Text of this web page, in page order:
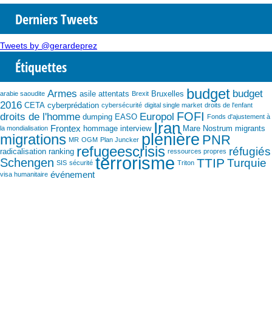
Derniers Tweets
Tweets by @gerardeprez
Étiquettes
arabie saoudite Armes asile attentats Brexit Bruxelles budget budget
2016 CETA cyberprédation cybersécurité digital single market droits de l'enfant
droits de l'homme dumping EASO Europol FOFI Fonds d'ajustement à
la mondialisation Frontex hommage interview Iran Mare Nostrum migrants
migrations MR OGM Plan Juncker plénière PNR
radicalisation ranking refugeescrisis ressources propres réfugiés
Schengen SIS sécurité terrorisme Triton TTIP Turquie
visa humanitaire événement